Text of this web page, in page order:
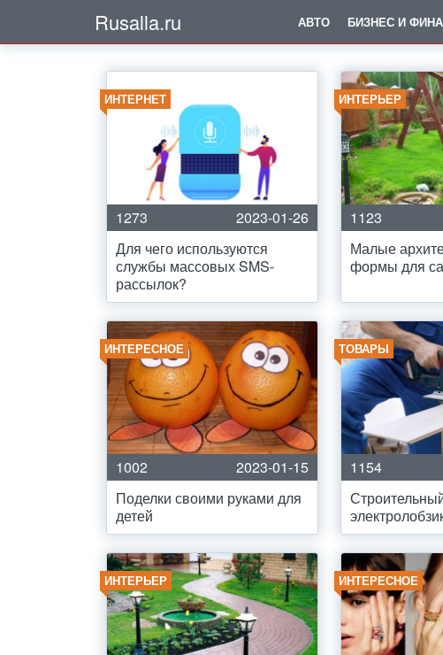
Rusalla.ru АВТО БИЗНЕС И
ИНТЕРНЕТ
1273
2023-01-26
Для чего используются
службы массовых SMS-
рассылок?
ИНТЕРЬЕР
1123
Малые
формы для
ИНТЕРЕСНОЕ
1002
2023-01-15
Поделки своими руками для
детей
ТОВАРЫ
1154
ИНТЕРЬЕР ИНТЕРЕСНОЕ